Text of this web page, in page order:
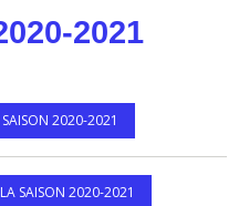
2021
2020-2021
SAISON 2020-2021